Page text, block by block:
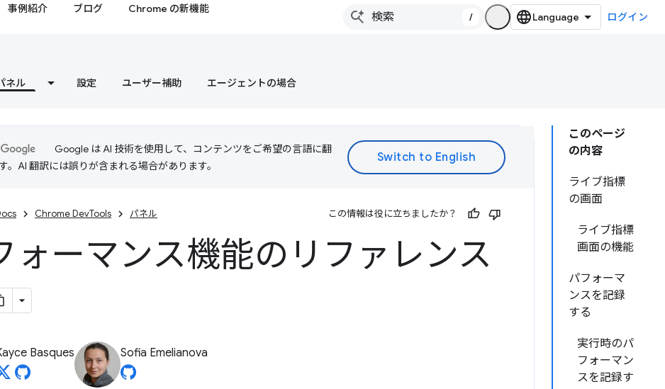
事例紹介 ブログ Chrome の新機能
/ ログイン
ネル 設定 ユーザー補助 エージェントの場合
このページ
の内容
ライブ指標
の画面
ライブ指標
画面の機能
パフォーマ
ンスを記録
する
実行時のパ
フォーマン
スを記録す
Google は AI 技術を使用して、コンテンツをご希望の言語に翻
。AI 翻訳には誤りが含まれる場合があります。
Chrome DevTools パネル この情報は役に立ちましたか？
ォーマンス機能のリファレンス
Basques Sofia Emelianova